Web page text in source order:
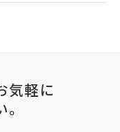
気軽に